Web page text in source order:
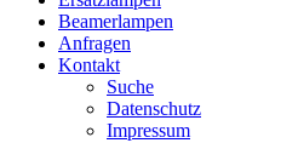
Beamerlampen
Anfragen
Kontakt
Suche
Datenschutz
Impressum